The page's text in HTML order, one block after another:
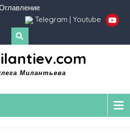
Telegram | Youtube
Милантьева